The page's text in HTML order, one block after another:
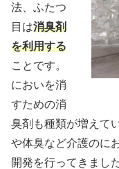
法、ふたつ
目は消臭剤
を利用する
ことです。
においを消
すための消
臭剤も種類が増えて
や体臭など介護のに
開発を行ってきました